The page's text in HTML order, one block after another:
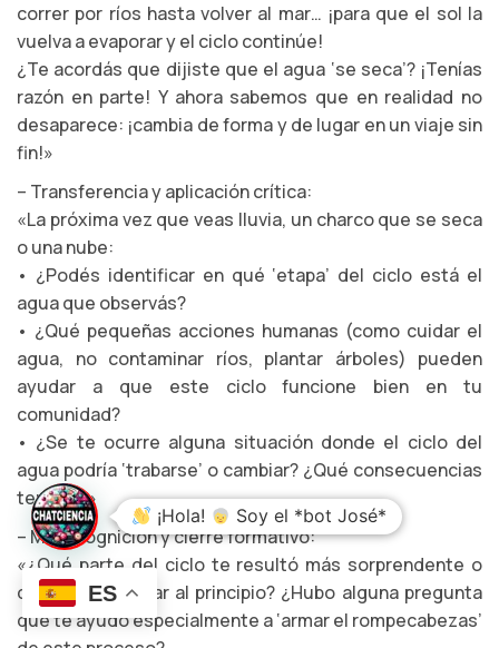
correr por ríos hasta volver al mar… ¡para que el sol la
vuelva a evaporar y el ciclo continúe!
¿Te acordás que dijiste que el agua ‘se seca’? ¡Tenías
razón en parte! Y ahora sabemos que en realidad no
desaparece: ¡cambia de forma y de lugar en un viaje sin
fin!»
– Transferencia y aplicación crítica:
«La próxima vez que veas lluvia, un charco que se seca
o una nube:
• ¿Podés identificar en qué ‘etapa’ del ciclo está el
agua que observás?
• ¿Qué pequeñas acciones humanas (como cuidar el
agua, no contaminar ríos, plantar árboles) pueden
ayudar a que este ciclo funcione bien en tu
comunidad?
• ¿Se te ocurre alguna situación donde el ciclo del
agua podría ‘trabarse’ o cambiar? ¿Qué consecuencias
tendría?»
– Metacognición y cierre formativo:
«¿Qué parte del ciclo te resultó más sorprendente o
difícil de imaginar al principio? ¿Hubo alguna pregunta
que te ayudó especialmente a ‘armar el rompecabezas’
ES
¡Hola! Soy el *bot José*